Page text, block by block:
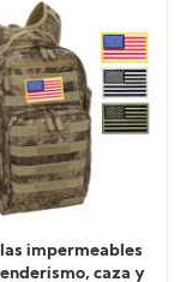
impermeables
caza y